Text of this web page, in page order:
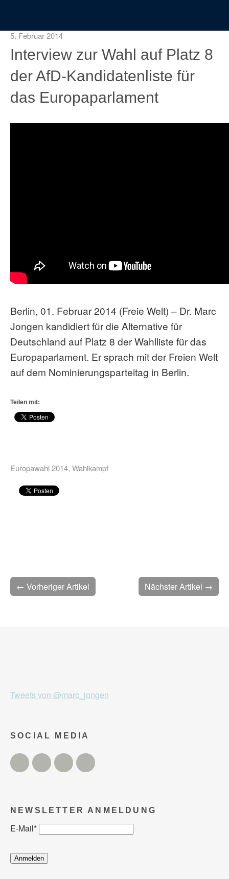
5. Februar 2014
Interview zur Wahl auf Platz 8
der AfD-Kandidatenliste für
das Europaparlament
Berlin, 01. Februar 2014 (Freie Welt) – Dr. Marc
Jongen kandidiert für die Alternative für
Deutschland auf Platz 8 der Wahlliste für das
Europaparlament. Er sprach mit der Freien Welt
auf dem Nominierungsparteitag in Berlin.
Teilen mit:
Europawahl 2014, Wahlkampf
Nächster Artikel →
← Vorheriger Artikel
Tweets von @marc_jongen
SOCIAL MEDIA
Twitter FacebookInstagram
NEWSLETTER ANMELDUNG
E-Mail*